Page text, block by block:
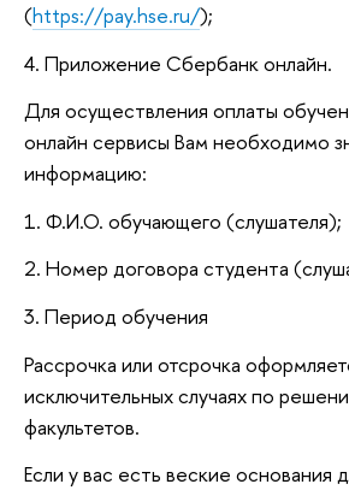
(https://pay.hse.ru/);
4. Приложение Сбербанк онлайн.
Для осуществления оплаты
онлайн сервисы Вам необходимо
информацию:
1. Ф.И.О. обучающего (слушателя);
2. Номер договора студента
3. Период обучения
Рассрочка или отсрочка
исключительных случаях по
факультетов.
Если у вас есть веские основания